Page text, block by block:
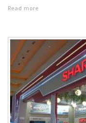
internet tersebut memicu
teknologi, saat ini para
memproduksi dan
dengan menggunakan
Read more